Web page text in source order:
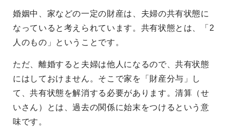
婚姻中、家などの一定の財産は、夫婦の共有状態に
なっていると考えられています。共有状態とは、「2
人のもの」ということです。
ただ、離婚すると夫婦は他人になるので、共有状態
にはしておけません。そこで家を「財産分与」し
て、共有状態を解消する必要があります。清算（せ
いさん）とは、過去の関係に始末をつけるという意
味です。